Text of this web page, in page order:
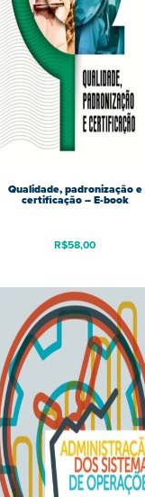
Qualidade, padronização e
certificação – E-book
R$58,00